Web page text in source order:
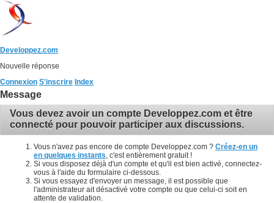
Developpez.com
Nouvelle réponse
Connexion S'inscrire Index
Message
Vous devez avoir un compte Developpez.com et être
connecté pour pouvoir participer aux discussions.
Vous n'avez pas encore de compte Developpez.com ? Créez-en un
en quelques instants , c'est entièrement gratuit !
Si vous disposez déjà d'un compte et qu'il est bien activé, connectez-
vous à l'aide du formulaire ci-dessous.
Si vous essayez d'envoyer un message, il est possible que
l'administrateur ait désactivé votre compte ou que celui-ci soit en
attente de validation.